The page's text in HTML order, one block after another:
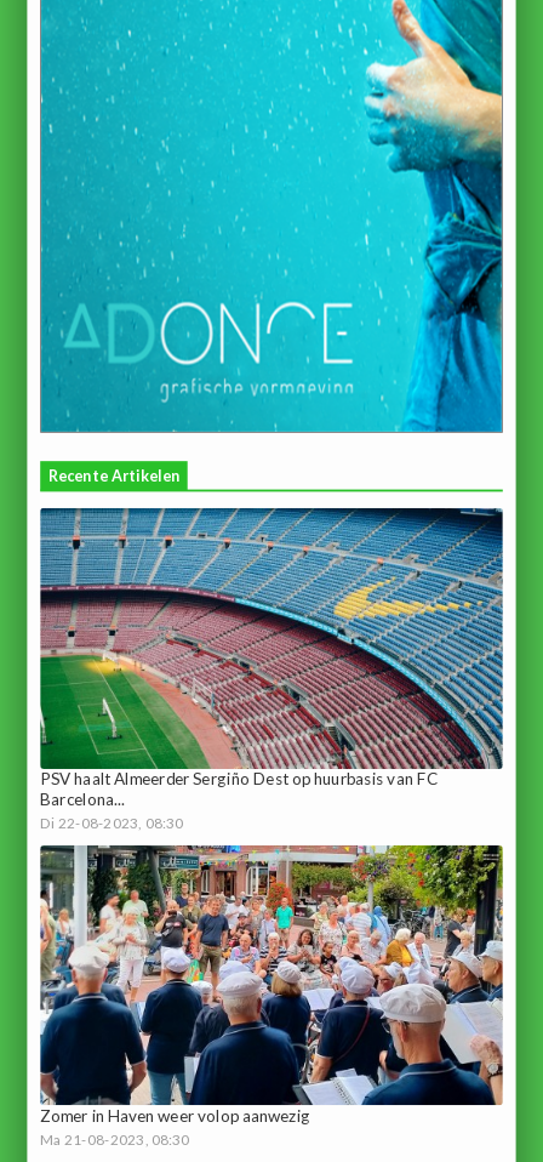
Recente Artikelen
PSV haalt Almeerder Sergiño Dest op huurbasis van FC
Barcelona...
Di 22-08-2023, 08:30
Zomer in Haven weer volop aanwezig
Ma 21-08-2023, 08:30